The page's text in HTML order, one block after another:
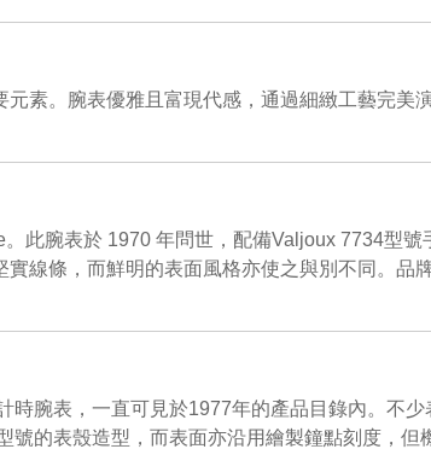
素。腕表優雅且富現代感，通過細緻工藝完
此腕表於 1970 年問世，配備Valjoux 7734型
線條，而鮮明的表面風格亦使之與別不同。
時腕表，一直可見於1977年的產品目錄內。不
號的表殼造型，而表面亦沿用繪製鐘點刻度，